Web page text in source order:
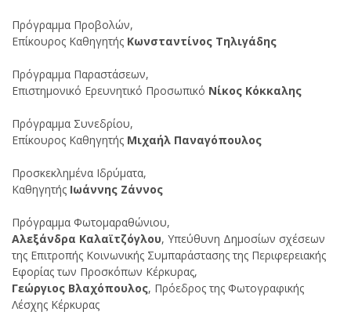
Πρόγραμμα Προβολών,
Επίκουρος Καθηγητής Κωνσταντίνος Τηλιγάδης
Πρόγραμμα Παραστάσεων,
Επιστημονικό Ερευνητικό Προσωπικό Νίκος Κόκκαλης
Πρόγραμμα Συνεδρίου,
Επίκουρος Καθηγητής Μιχαήλ Παναγόπουλος
Προσκεκλημένα Ιδρύματα,
Καθηγητής Ιωάννης Ζάννος
Πρόγραμμα Φωτομαραθώνιου,
Αλεξάνδρα Καλαϊτζόγλου, Υπεύθυνη Δημοσίων σχέσεων
της Επιτροπής Κοινωνικής Συμπαράστασης της Περιφερειακής
Εφορίας των Προσκόπων Κέρκυρας,
Γεώργιος Βλαχόπουλος, Πρόεδρος της Φωτογραφικής
Λέσχης Κέρκυρας